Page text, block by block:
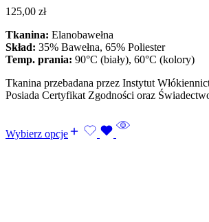
125,00 zł
Tkanina: Elanobawełna
Skład: 35% Bawełna, 65% Poliester
Temp. prania: 90°C (biały), 60°C (kolory)
Tkanina przebadana przez Instytut
Posiada Certyfikat Zgodności oraz
Wybierz opcje